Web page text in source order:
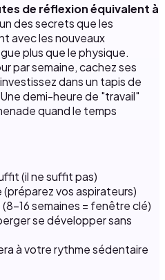
de réflexion équivalent à
des secrets que les
avec les nouveaux
plus que le physique.
par semaine, cachez ses
dans un tapis de
demi-heure de "travail"
quand le temps
(il ne suffit pas)
(préparez vos aspirateurs)
semaines = fenêtre clé)
se développer sans
à votre rythme sédentaire